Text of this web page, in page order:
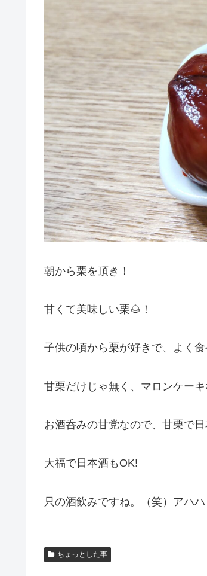
朝から栗を頂き！
甘くて美味しい栗🌰！
子供の頃から栗が好きで、よく
甘栗だけじゃ無く、マロンケー
お酒呑みの甘党なので、甘栗で
大福で日本酒もOK!
只の酒飲みですね。（笑）アハハ
ちょっとした事